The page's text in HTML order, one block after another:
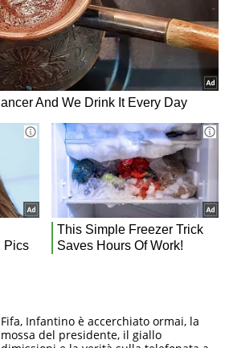
Fifa, Infantino è accerchiato ormai, la
mossa del presidente, il giallo